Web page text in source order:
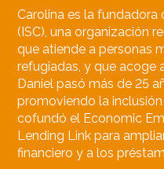
Carolina es la fundadora
(ISC), una organización
que atiende a personas
refugiadas, y que acoge
Daniel pasó más de 25
promoviendo la inclusión
cofundó el Economic
Lending Link para
financiero y a los